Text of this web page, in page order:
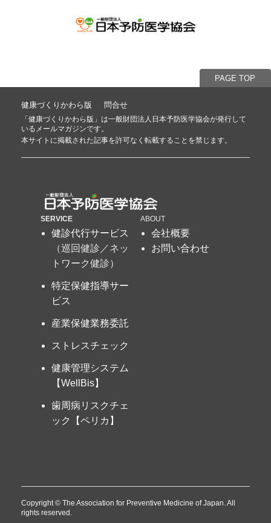
PAGE TOP
健康づくりかわら版 問合せ
「健康づくりかわら版」は一般財団法人日本予防医学協会が発行して
いるメールマガジンです。
本サイトに掲載された記事を許可なく転載することを禁じます。
SERVICE
健診代行サービス
（巡回健診／ネッ
トワーク健診）
特定保健指導サー
ビス
産業保健業務委託
ストレスチェック
健康管理システム
【WellBis】
歯周病リスクチェ
ック【ペリカ】
ABOUT
会社概要
お問い合わせ
Copyright © The Association for Preventive Medicine of Japan. All
rights reserved.